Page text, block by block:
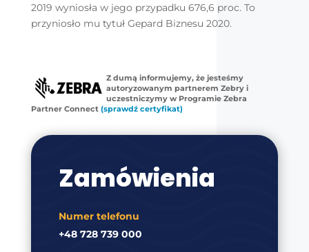
2019 wyniosła w jego przypadku 676,6 proc. To
przyniosło mu tytuł Gepard Biznesu 2020.
Z dumą informujemy, że jesteśmy
autoryzowanym partnerem Zebry i
uczestniczymy w Programie Zebra
Partner Connect (sprawdź certyfikat)
Zamówienia
Numer telefonu
+48 728 739 000